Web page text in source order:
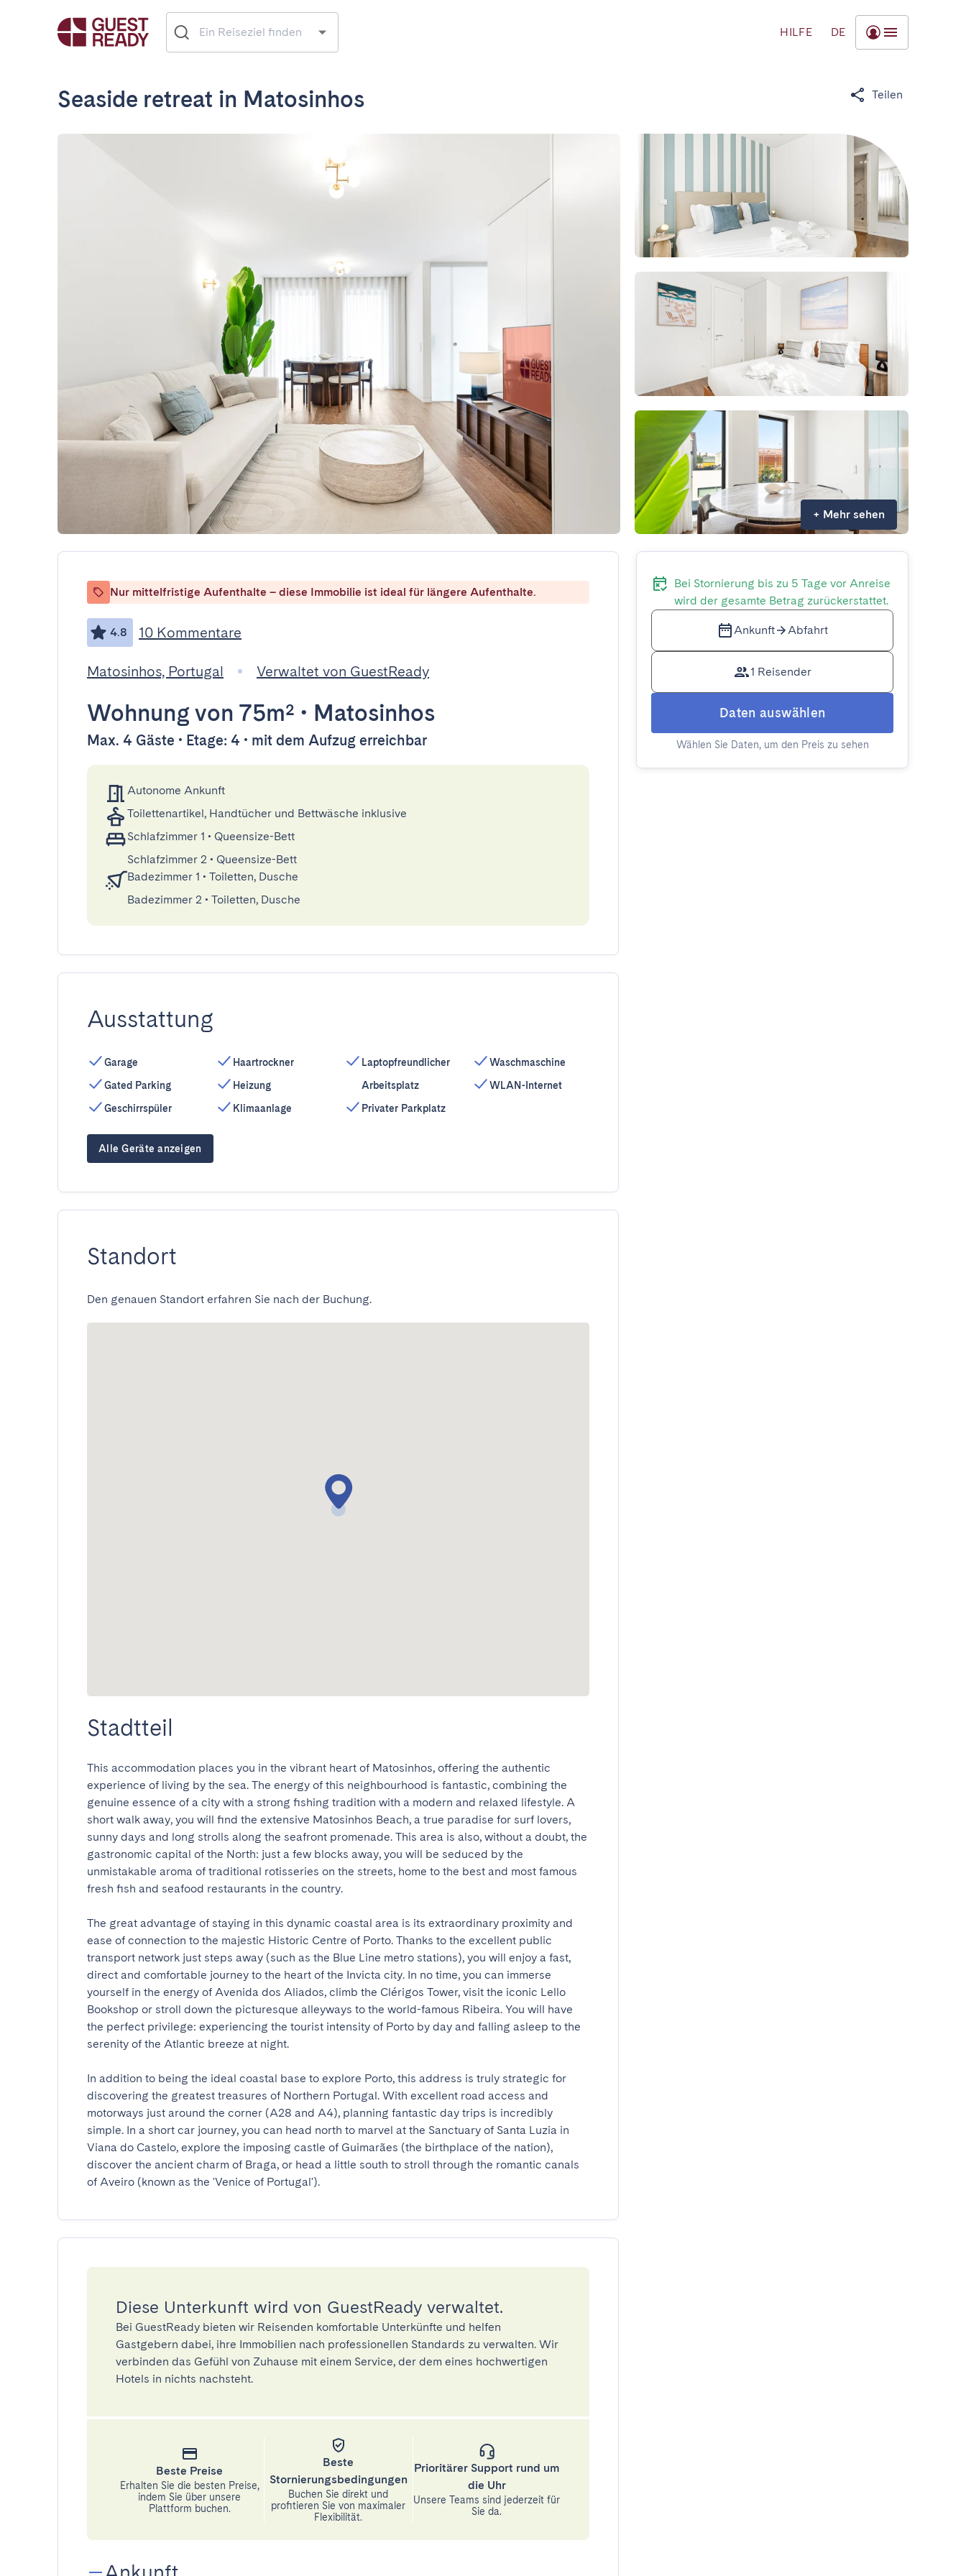
HILFE DE
Seaside retreat in Matosinhos Teilen
+ Mehr sehen
Nur mittelfristige Aufenthalte – diese Immobilie ist ideal für längere Aufenthalte.
4.8 10 Kommentare
Matosinhos, Portugal Verwaltet von GuestReady
Wohnungvon 75m² • Matosinhos
Max. 4 Gäste • Etage: 4 • mit dem Aufzug erreichbar
Autonome Ankunft
Toilettenartikel, Handtücher und Bettwäsche inklusive
Schlafzimmer 1 • Queensize-Bett
Schlafzimmer 2 • Queensize-Bett
Badezimmer 1 • Toiletten, Dusche
Badezimmer 2 • Toiletten, Dusche
Ausstattung
Garage
Gated Parking
Geschirrspüler
Haartrockner
Heizung
Klimaanlage
Laptopfreundlicher
Arbeitsplatz
Privater Parkplatz
Waschmaschine
WLAN-Internet
Alle Geräte anzeigen
Standort
Den genauen Standort erfahren Sie nach der Buchung.
Stadtteil
This accommodation places you in the vibrant heart of Matosinhos, offering the authentic
experience of living by the sea. The energy of this neighbourhood is fantastic, combining the
genuine essence of a city with a strong fishing tradition with a modern and relaxed lifestyle. A
short walk away, you will find the extensive Matosinhos Beach, a true paradise for surf lovers,
sunny days and long strolls along the seafront promenade. This area is also, without a doubt, the
gastronomic capital of the North: just a few blocks away, you will be seduced by the
unmistakable aroma of traditional rotisseries on the streets, home to the best and most famous
fresh fish and seafood restaurants in the country.
The great advantage of staying in this dynamic coastal area is its extraordinary proximity and
ease of connection to the majestic Historic Centre of Porto. Thanks to the excellent public
transport network just steps away (such as the Blue Line metro stations), you will enjoy a fast,
direct and comfortable journey to the heart of the Invicta city. In no time, you can immerse
yourself in the energy of Avenida dos Aliados, climb the Clérigos Tower, visit the iconic Lello
Bookshop or stroll down the picturesque alleyways to the world-famous Ribeira. You will have
the perfect privilege: experiencing the tourist intensity of Porto by day and falling asleep to the
serenity of the Atlantic breeze at night.
In addition to being the ideal coastal base to explore Porto, this address is truly strategic for
discovering the greatest treasures of Northern Portugal. With excellent road access and
motorways just around the corner (A28 and A4), planning fantastic day trips is incredibly
simple. In a short car journey, you can head north to marvel at the Sanctuary of Santa Luzia in
Viana do Castelo, explore the imposing castle of Guimarães (the birthplace of the nation),
discover the ancient charm of Braga, or head a little south to stroll through the romantic canals
of Aveiro (known as the 'Venice of Portugal').
Diese Unterkunft wird von GuestReady verwaltet.
Bei GuestReady bieten wir Reisenden komfortable Unterkünfte und helfen
Gastgebern dabei, ihre Immobilien nach professionellen Standards zu verwalten. Wir
verbinden das Gefühl von Zuhause mit einem Service, der dem eines hochwertigen
Hotels in nichts nachsteht.
Beste Preise
Erhalten Sie die besten Preise,
indem Sie über unsere
Plattform buchen.
Beste
Stornierungsbedingungen
Buchen Sie direkt und
profitieren Sie von maximaler
Flexibilität.
Prioritärer Support rund um
die Uhr
Unsere Teams sind jederzeit für
Sie da.
Bei Stornierung bis zu 5 Tage vor Anreise
wird der gesamte Betrag zurückerstattet.
Ankunft Abfahrt
1 Reisender
Daten auswählen
Wählen Sie Daten, um den Preis zu sehen